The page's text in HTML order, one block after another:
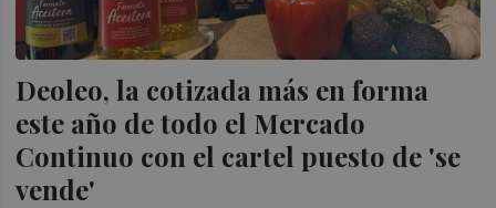
Deoleo, la cotizada más en forma
este año de todo el Mercado
Continuo con el cartel puesto de 'se
vende'